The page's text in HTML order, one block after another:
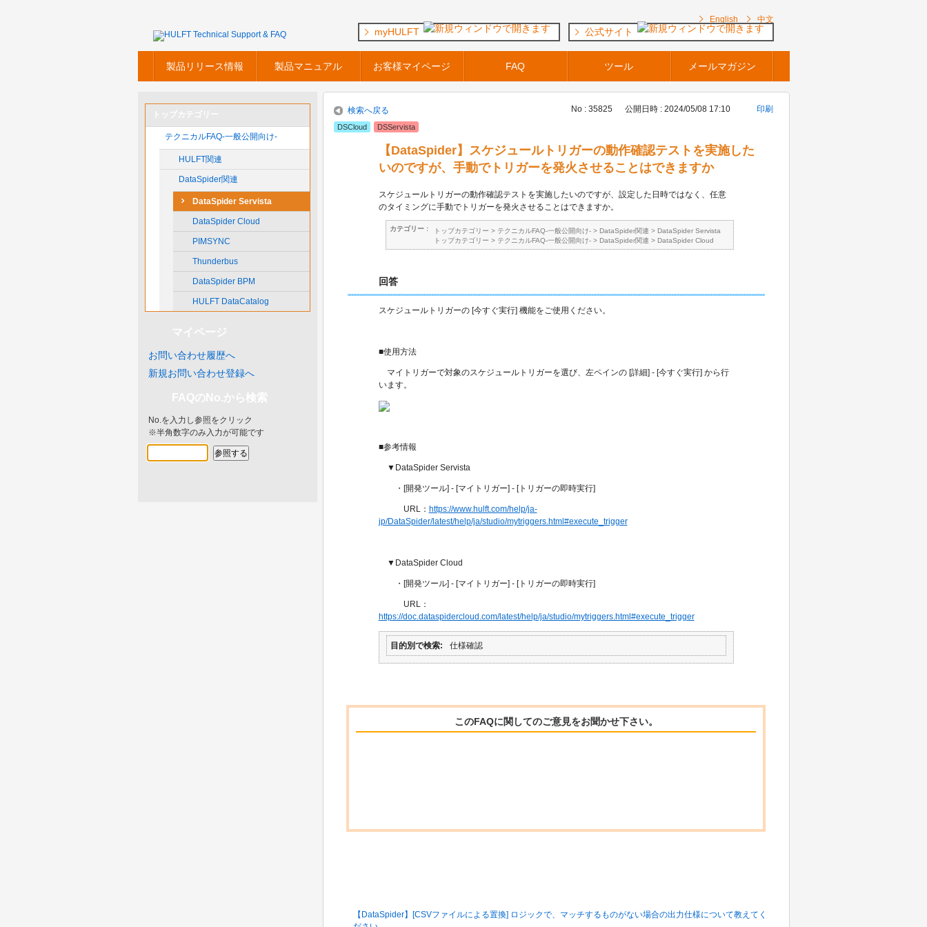
English 中文
製品リリース情報 製品マニュアル お客様マイページ FAQ ツール メールマガジン
myHULFT 公式サイト
テクニカルFAQ-一般公開向け-
HULFT関連
DataSpider関連
DataSpider Servista
DataSpider Cloud
PIMSYNC
Thunderbus
DataSpider BPM
HULFT DataCatalog
お問い合わせ履歴へ
新規お問い合わせ登録へ
No.を入力し参照をクリック
※半角数字のみ入力が可能です
検索へ戻る No : 35825 公開日時 : 2024/05/08 17:10 印刷
DSCloud DSServista
【DataSpider】スケジュールトリガーの動作確認テストを実施した
いのですが、手動でトリガーを発火させることはできますか
スケジュールトリガーの動作確認テストを実施したいのですが、設定した日時ではなく、任意
のタイミングに手動でトリガーを発火させることはできますか。
カテゴリー : トップカテゴリー > テクニカルFAQ-一般公開向け-> DataSpider関連 > DataSpider Servista
トップカテゴリー > テクニカルFAQ-一般公開向け-> DataSpider関連 > DataSpider Cloud
回答
スケジュールトリガーの [今すぐ実行] 機能をご使用ください。
■使用方法
マイトリガーで対象のスケジュールトリガーを選び、左ペインの [詳細] - [今すぐ実行] から行
います。
■参考情報
▼DataSpider Servista
・[開発ツール] - [マイトリガー] - [トリガーの即時実行]
URL： https://www.hulft.com/help/ja-
jp/DataSpider/latest/help/ja/studio/mytriggers.html#execute_trigger
▼DataSpider Cloud
・[開発ツール] - [マイトリガー] - [トリガーの即時実行]
URL：
https://doc.dataspidercloud.com/latest/help/ja/studio/mytriggers.html#execute_trigger
目的別で検索 仕様確認
このFAQに関してのご意見をお聞かせ下さい。
【DataSpider】[CSVファイルによる置換] ロジックで、マッチするものがない場合の出力仕様について教えてく